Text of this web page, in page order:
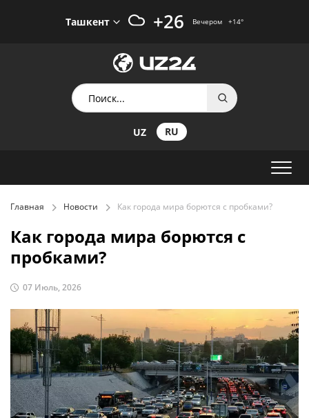
Ташкент +26 Вечером +14°
UZ RU
Главная Новости Как города мира борются с пробками?
Как города мира борются с
пробками?
07 Июль, 2026